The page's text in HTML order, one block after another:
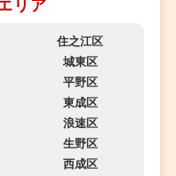
リア
住之江区
城東区
平野区
東成区
浪速区
生野区
西成区